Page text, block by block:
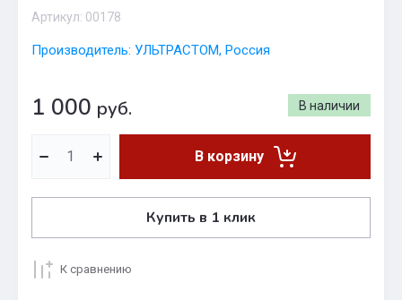
Артикул: 00178
Производитель: УЛЬТРАСТОМ, Россия
В наличии
1 000 руб.
В корзину
Купить в 1 клик
К сравнению